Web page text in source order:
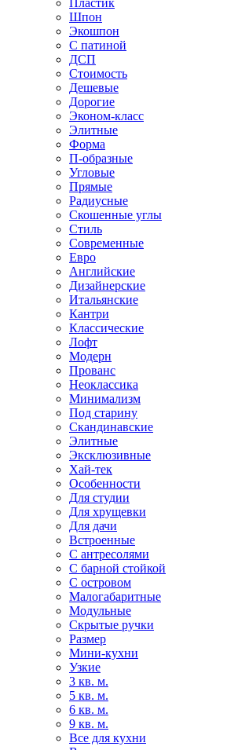
Шпон
Экошпон
С патиной
ДСП
Стоимость
Дешевые
Дорогие
Эконом-класс
Элитные
Форма
П-образные
Угловые
Прямые
Радиусные
Скошенные углы
Стиль
Современные
Евро
Английские
Дизайнерские
Итальянские
Кантри
Классические
Лофт
Модерн
Прованс
Неоклассика
Минимализм
Под старину
Скандинавские
Элитные
Эксклюзивные
Хай-тек
Особенности
Для студии
Для хрущевки
Для дачи
Встроенные
С антресолями
С барной стойкой
С островом
Малогабаритные
Модульные
Скрытые ручки
Размер
Мини-кухни
Узкие
3 кв. м.
5 кв. м.
6 кв. м.
9 кв. м.
Все для кухни